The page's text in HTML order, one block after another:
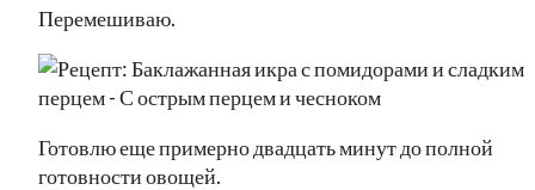
Перемешиваю.
Готовлю еще примерно двадцать минут до полной
готовности овощей.